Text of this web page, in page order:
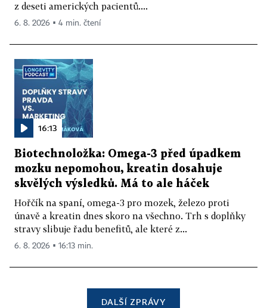
z deseti amerických pacientů....
6. 8. 2026 ▪ 4 min. čtení
16:13
Biotechnoložka: Omega-3 před úpadkem
mozku nepomohou, kreatin dosahuje
skvělých výsledků. Má to ale háček
Hořčík na spaní, omega-3 pro mozek, železo proti
únavě a kreatin dnes skoro na všechno. Trh s doplňky
stravy slibuje řadu benefitů, ale které z...
6. 8. 2026 ▪ 16:13 min.
DALŠÍ ZPRÁVY